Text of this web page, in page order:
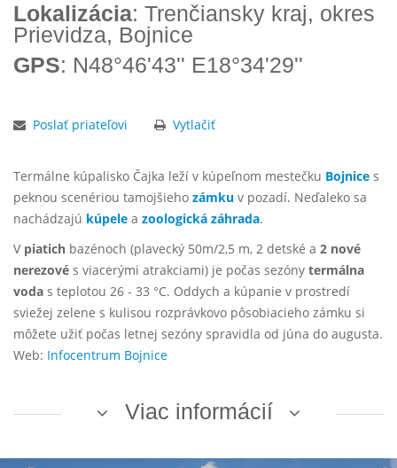
Lokalizácia: Trenčiansky kraj, okres
Prievidza, Bojnice
GPS: N48°46'43'' E18°34'29''
Poslať priateľovi Vytlačiť
Termálne kúpalisko Čajka leží v kúpeľnom mestečku Bojnice s
peknou scenériou tamojšieho zámku v pozadí. Neďaleko sa
nachádzajú kúpele a zoologická záhrada.
V piatich bazénoch (plavecký 50m/2,5 m, 2 detské a 2 nové
nerezové s viacerými atrakciami) je počas sezóny termálna
voda s teplotou 26 - 33 °C. Oddych a kúpanie v prostredí
sviežej zelene s kulisou rozprávkovo pôsobiacieho zámku si
môžete užiť počas letnej sezóny spravidla od júna do augusta.
Web: Infocentrum Bojnice
Viac informácií